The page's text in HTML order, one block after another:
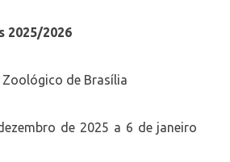
2025/2026
de Brasília
de 2025 a 6 de janeiro